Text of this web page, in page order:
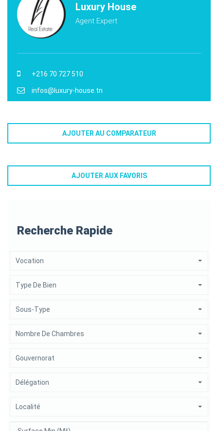
Luxury House
Agent Expert
+216 70 727 510
infos@luxury-house.tn
AJOUTER AU COMPARATEUR
AJOUTER AUX FAVORIS
Recherche Rapide
Vocation
Type De Bien
Sous-Type
Nombre De Chambres
Gouvernorat
Délégation
Localité